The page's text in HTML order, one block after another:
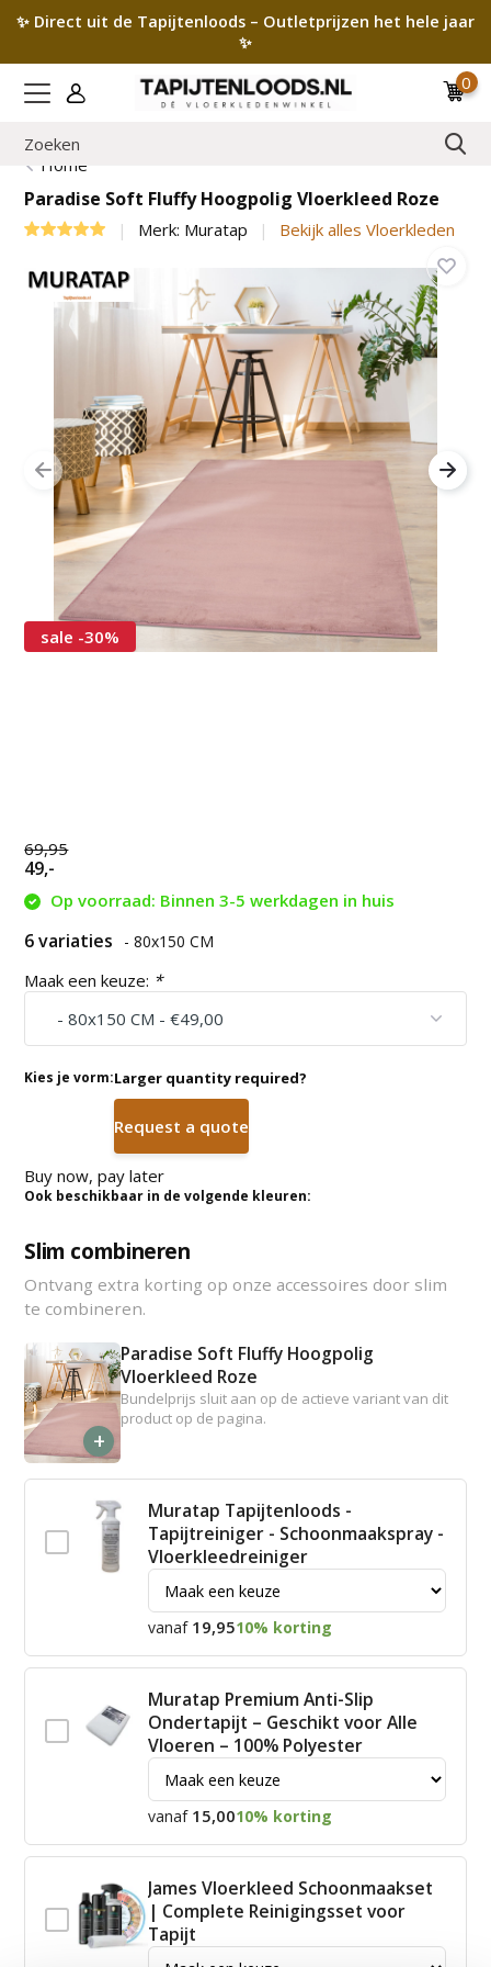
✨ Direct uit de Tapijtenloods – Outletprijzen het hele jaar
✨
0
Home
Paradise Soft Fluffy Hoogpolig Vloerkleed Roze
Merk: Muratap Bekijk alles Vloerkleden
sale -30%
69,95
49,-
Op voorraad: Binnen 3-5 werkdagen in huis
6 variaties - 80x150 CM
Maak een keuze: *
Kies je vorm:Larger quantity required?
Request a quote
Buy now, pay later
Ook beschikbaar in de volgende kleuren:
Slim combineren
Ontvang extra korting op onze accessoires door slim
te combineren.
+
Paradise Soft Fluffy Hoogpolig
Vloerkleed Roze
Bundelprijs sluit aan op de actieve variant van dit
product op de pagina.
Muratap Tapijtenloods -
Tapijtreiniger - Schoonmaakspray -
Vloerkleedreiniger
vanaf 19,9510% korting
Muratap Premium Anti-Slip
Ondertapijt – Geschikt voor Alle
Vloeren – 100% Polyester
vanaf 15,0010% korting
James Vloerkleed Schoonmaakset
| Complete Reinigingsset voor
Tapijt